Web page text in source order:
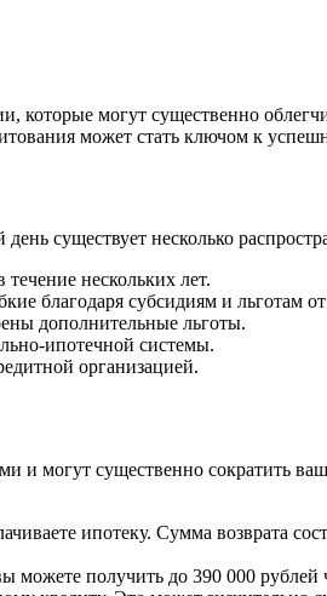
могут существенно
может стать ключом к
существует несколько
нескольких лет.
благодаря субсидиям и льготам от
дополнительные льготы.
ипотечной системы.
организацией.
и могут существенно сократить
ипотеку. Сумма возврата
получить до 390 000 рублей